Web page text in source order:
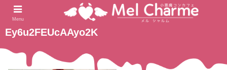
ホーム
Ey6u2FEUcAAyo2K
2021.04.21
Menu